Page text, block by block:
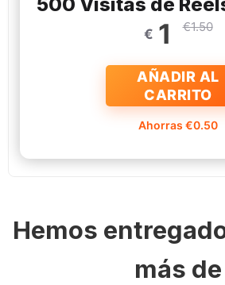
€ 1 €1.50
AÑADIR AL
CARRITO
Ahorras €0.50
Hemos
más de